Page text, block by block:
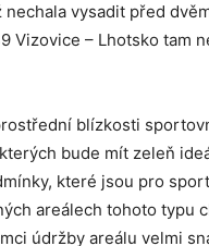
vysadit před
Vizovice – Lhotsko tam
blízkosti
bude mít zeleň
které jsou pro
areálech tohoto typu
údržby areálu velmi